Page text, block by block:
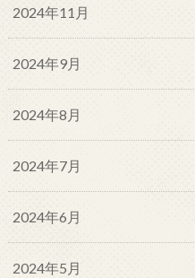
2024年11月
2024年9月
2024年8月
2024年7月
2024年6月
2024年5月